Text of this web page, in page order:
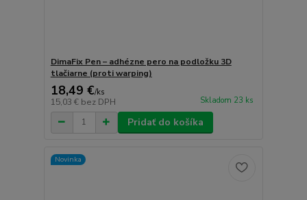
DimaFix Pen – adhézne pero na podložku 3D
tlačiarne (proti warping)
18,49 €/ks
15,03 € bez DPH Skladom 23 ks
Pridať do košíka
Novinka